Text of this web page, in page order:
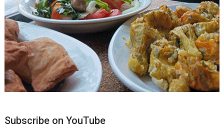
Subscribe on YouTube